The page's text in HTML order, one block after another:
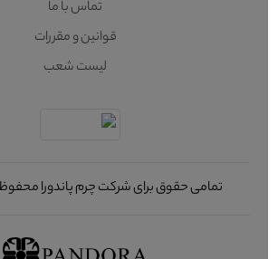
تماس با ما
قوانین و مقررات
لیست شعب
تمامی حقوق برای شرکت چرم پاندورا محفوظ